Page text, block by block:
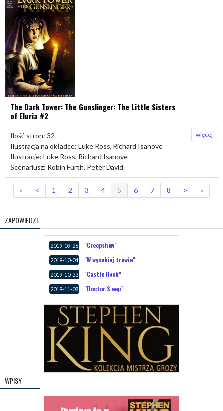
The Dark Tower: The Gunslinger: The Little Sisters
of Eluria #2
Ilość stron: 32
Ilustracja na okładce: Luke Ross, Richard Isanove
Ilustracje: Luke Ross, Richard Isanove
Scenariusz: Robin Furth, Peter David
więcej
« < 1 2 3 4 5 6 7 8 > »
ZAPOWIEDZI
2019-09-26 "Creepshow"
2019-10-04 "W wysokiej trawie"
2019-10-23 "Castle Rock"
2019-11-08 "Doctor Sleep"
WPISY